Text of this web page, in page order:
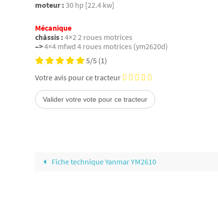
moteur : 30 hp [22.4 kw]
Mécanique
châssis : 4×2 2 roues motrices
–>4×4 mfwd 4 roues motrices (ym2620d)
5/5 (1)
Votre avis pour ce tracteur
Fiche technique Yanmar YM2610